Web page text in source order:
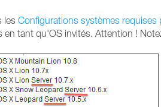
les Configurations systèmes requises
en tant qu'OS invités. Attention !